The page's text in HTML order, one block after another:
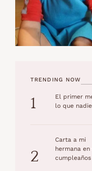
TRENDING NOW
1
El primer
lo que
2
Carta a mi
hermana en
cumpleaños